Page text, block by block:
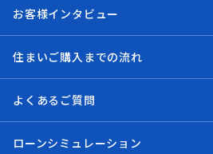
お客様インタビュー
住まいご購入までの流れ
よくあるご質問
ローンシミュレーション